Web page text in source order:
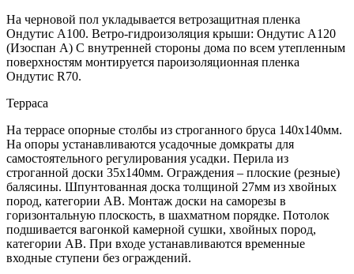
На черновой пол укладывается ветрозащитная пленка
Ондутис А100. Ветро-гидроизоляция крыши: Ондутис А120
(Изоспан А) С внутренней стороны дома по всем утепленным
поверхностям монтируется пароизоляционная пленка
Ондутис R70.
Терраса
На террасе опорные столбы из строганного бруса 140х140мм.
На опоры устанавливаются усадочные домкраты для
самостоятельного регулирования усадки. Перила из
строганной доски 35х140мм. Ограждения – плоские (резные)
балясины. Шпунтованная доска толщиной 27мм из хвойных
пород, категории АВ. Монтаж доски на саморезы в
горизонтальную плоскость, в шахматном порядке. Потолок
подшивается вагонкой камерной сушки, хвойных пород,
категории АВ. При входе устанавливаются временные
входные ступени без ограждений.